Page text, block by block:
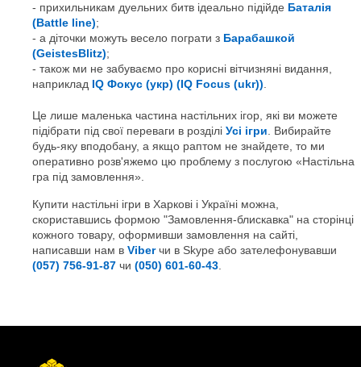
прихильникам дуельних битв ідеально підійде Баталія
(Battle line);
а діточки можуть весело пограти з Барабашкой
(GeistesBlitz);
також ми не забуваємо про корисні вітчизняні видання,
наприклад IQ Фокус (укр) (IQ Focus (ukr)).
Це лише маленька частина настільних ігор, які ви можете
підібрати під свої переваги в розділі Усі ігри. Вибирайте
будь-яку вподобану, а якщо раптом не знайдете, то ми
оперативно розв'яжемо цю проблему з послугою «Настільна
гра під замовлення».
Купити настільні ігри в Харкові і Україні можна,
скориставшись формою "Замовлення-блискавка" на сторінці
кожного товару, оформивши замовлення на сайті,
написавши нам в Viberчи в Skype або зателефонувавши
(057) 756-91-87 чи (050) 601-60-43.